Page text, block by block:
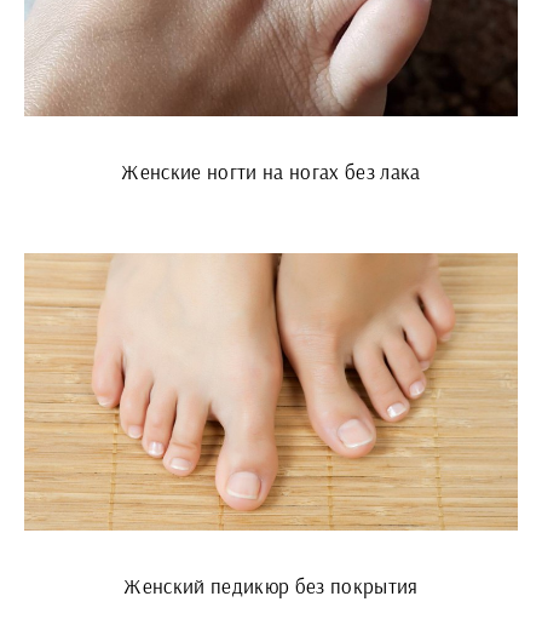
Женские ногти на ногах без лака
Женский педикюр без покрытия